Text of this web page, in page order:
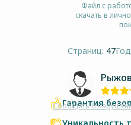
Файл с
скачать в
Страниц: 47
Сообщить о
Гарантия